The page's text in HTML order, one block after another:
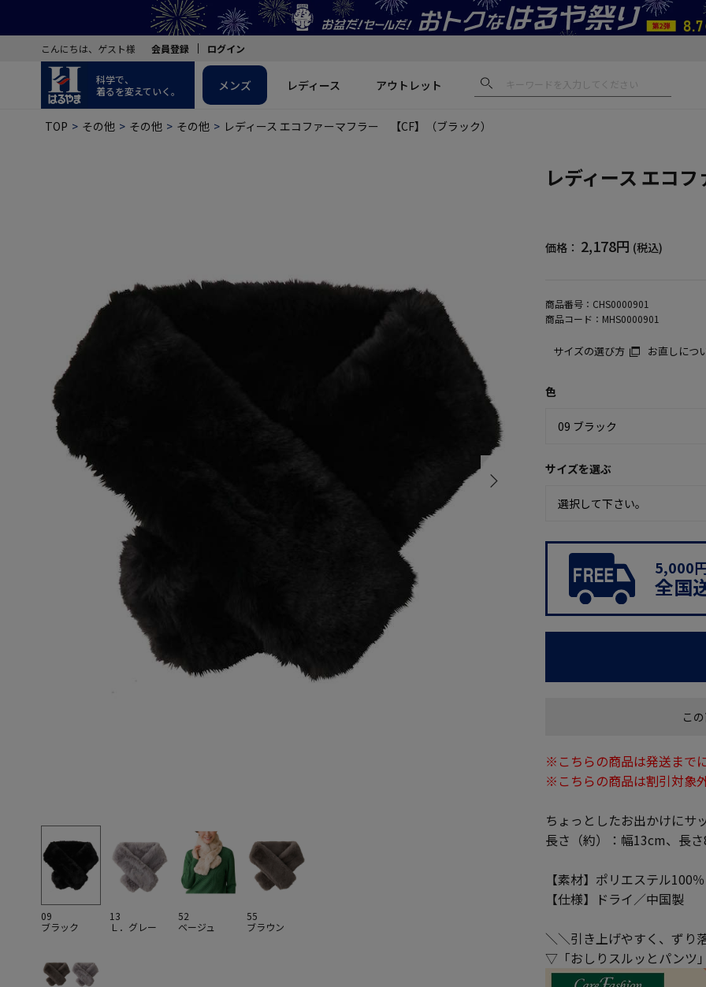
こんにちは、ゲスト様 会員登録 ログイン
科学で、
着るを変えていく。
メンズ レディース アウトレット
TOP その他 その他 その他 レディース エコファーマフラー 【CF】（ブラック）
09
ブラック
13
Ｌ．グレー
52
ベージュ
55
ブラウン
レディース エコ
価格： 2,178円 (税込)
商品番号： CHS0000901
商品コード： MHS0000901
サイズの選び方 お直しにつ
色
サイズを選ぶ
5,000
全国
こ
※こちらの商品は発送まで
※こちらの商品は割引対象
ちょっとしたお出かけにサ
長さ（約）：幅13cm、長
【素材】ポリエステル100％
【仕様】ドライ／中国製
＼＼引き上げやすく、ずり
▽「おしりスルッとパンツ